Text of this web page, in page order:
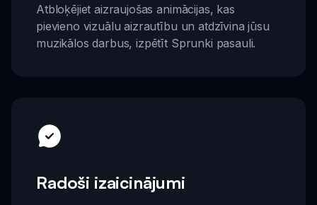
Atbloķējiet aizraujošas animācijas, kas
pievieno vizuālu aizrautību un atdzīvina jūsu
muzikālos darbus, izpētīt Sprunki pasauli.
Radoši izaicinājumi